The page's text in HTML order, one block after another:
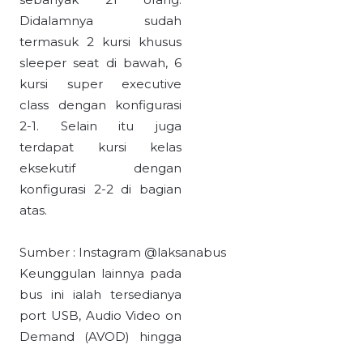
Didalamnya sudah
termasuk 2 kursi khusus
sleeper seat di bawah, 6
kursi super executive
class dengan konfigurasi
2-1. Selain itu juga
terdapat kursi kelas
eksekutif dengan
konfigurasi 2-2 di bagian
atas.
Sumber : Instagram @laksanabus
Keunggulan lainnya pada
bus ini ialah tersedianya
port USB, Audio Video on
Demand (AVOD) hingga